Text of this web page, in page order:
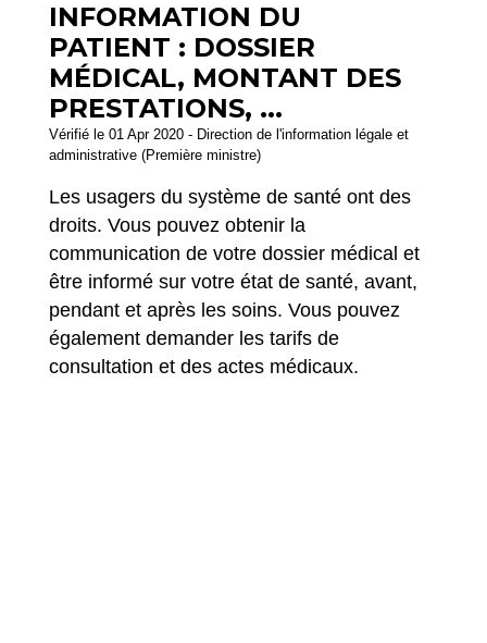
INFORMATION DU
PATIENT : DOSSIER
MÉDICAL, MONTANT DES
PRESTATIONS, ...
Vérifié le 01 Apr 2020 - Direction de l'information légale et
administrative (Première ministre)
Les usagers du système de santé ont des
droits. Vous pouvez obtenir la
communication de votre dossier médical et
être informé sur votre état de santé, avant,
pendant et après les soins. Vous pouvez
également demander les tarifs de
consultation et des actes médicaux.